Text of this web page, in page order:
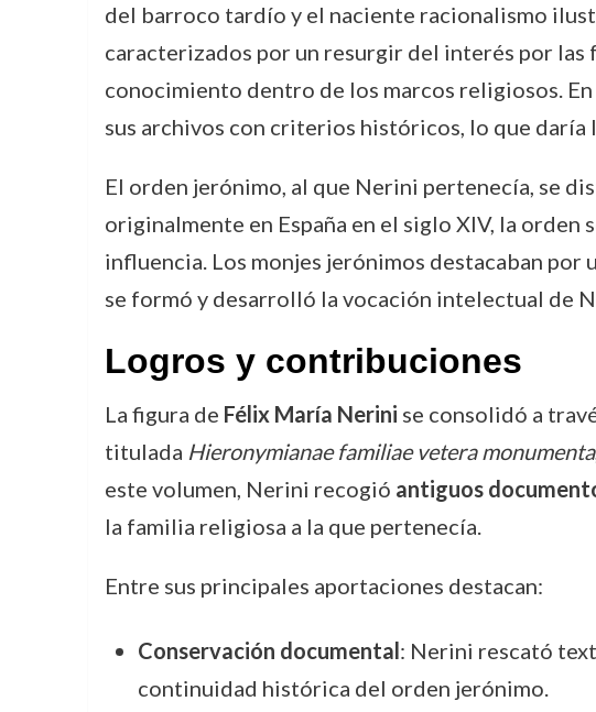
del barroco tardío y el naciente racionalismo
caracterizados por un resurgir del interés por
conocimiento dentro de los marcos religiosos.
sus archivos con criterios históricos, lo que
El orden jerónimo, al que Nerini pertenecía, se
originalmente en España en el siglo XIV, la
influencia. Los monjes jerónimos destacaban
se formó y desarrolló la vocación intelectual de
Logros y contribuciones
La figura de Félix María Nerini se consolidó a
titulada Hieronymianae familiae vetera monumenta
este volumen, Nerini recogió antiguos
la familia religiosa a la que pertenecía.
Entre sus principales aportaciones destacan:
Conservación documental: Nerini rescató
continuidad histórica del orden jerónimo.